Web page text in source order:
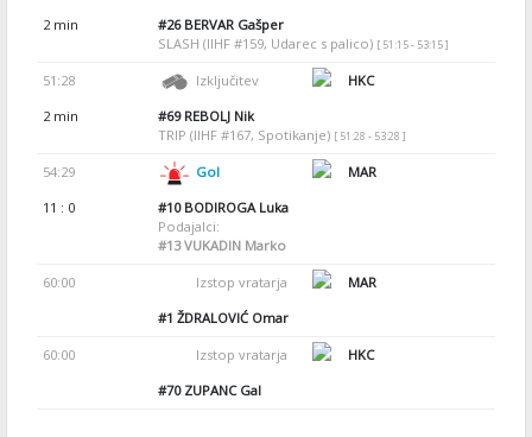
2 min
#26BERVAR Gašper
SLASH (IIHF #159, Udarec s palico) [ 51:15 - 53:15 ]
51:28 Izključitev
HKC
2 min
#69REBOLJ Nik
TRIP (IIHF #167, Spotikanje) [ 51:28 - 53:28 ]
54:29 Gol
MAR
11 : 0
#10BODIROGA Luka
Podajalci:
#13VUKADIN Marko
60:00 Izstop vratarja
MAR
#1 ŽDRALOVIĆ Omar
60:00 Izstop vratarja
HKC
#70ZUPANC Gal